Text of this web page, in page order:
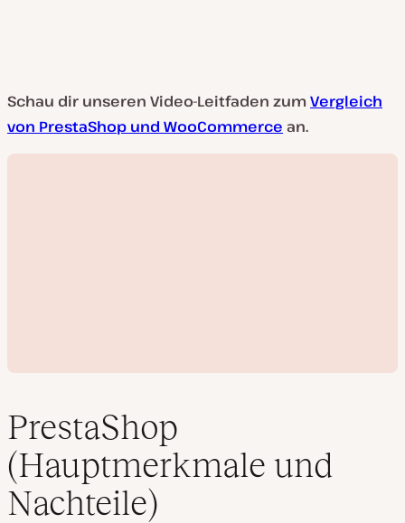
Schau dir unseren Video-Leitfaden zum Vergleich
von PrestaShop und WooCommerce an.
PrestaShop
(Hauptmerkmale und
Nachteile)